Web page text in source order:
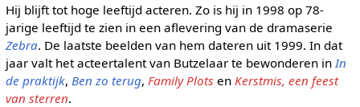
Hij blijft tot hoge leeftijd acteren. Zo is hij in 1998 op 78-
jarige leeftijd te zien in een aflevering van de dramaserie
Zebra. De laatste beelden van hem dateren uit 1999. In dat
jaar valt het acteertalent van Butzelaar te bewonderen in In
de praktijk, Ben zo terug, Family Plots en Kerstmis, een feest
van sterren.